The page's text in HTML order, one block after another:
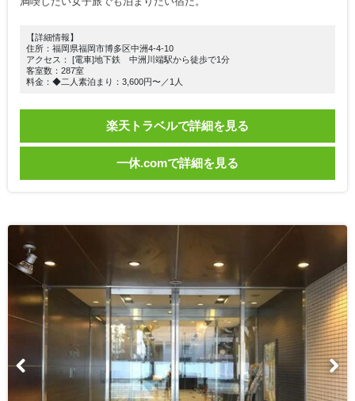
【詳細情報】
住所：福岡県福岡市博多区中洲4-4-10
アクセス： [電車]地下鉄 中洲川端駅から徒歩で1分
客室数：287室
料金：◆二人素泊まり：3,600円〜／1人
楽天トラベルで詳細を見る
一休.comで詳細を見る